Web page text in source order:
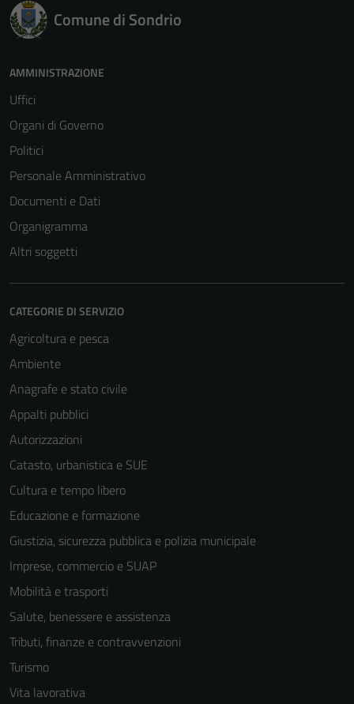
Comune di Sondrio
AMMINISTRAZIONE
Uffici
Organi di Governo
Politici
Personale Amministrativo
Documenti e Dati
Organigramma
Altri soggetti
CATEGORIE DI SERVIZIO
Agricoltura e pesca
Ambiente
Anagrafe e stato civile
Appalti pubblici
Autorizzazioni
Catasto, urbanistica e SUE
Cultura e tempo libero
Educazione e formazione
Giustizia, sicurezza pubblica e polizia municipale
Imprese, commercio e SUAP
Mobilità e trasporti
Salute, benessere e assistenza
Tributi, finanze e contravvenzioni
Turismo
Vita lavorativa